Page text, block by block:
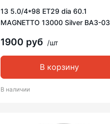
13 5.0/4*98 ET29 dia 60.1
MAGNETTO 13000 Silver ВАЗ-03
1900 руб /шт
В корзину
В наличии